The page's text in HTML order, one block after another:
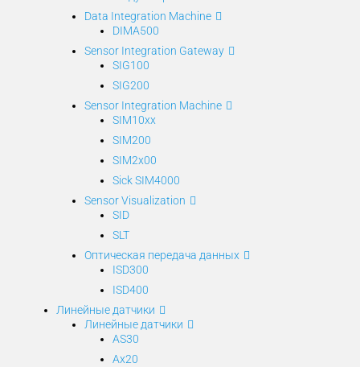
Data Integration Machine
DIMA500
Sensor Integration Gateway
SIG100
SIG200
Sensor Integration Machine
SIM10xx
SIM200
SIM2x00
Sick SIM4000
Sensor Visualization
SID
SLT
Оптическая передача данных
ISD300
ISD400
Линейные датчики
Линейные датчики
AS30
Ax20